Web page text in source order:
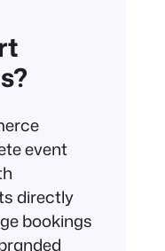
event
directly
bookings